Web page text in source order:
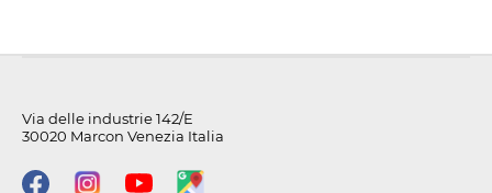
Via delle industrie 142/E
30020 Marcon Venezia Italia